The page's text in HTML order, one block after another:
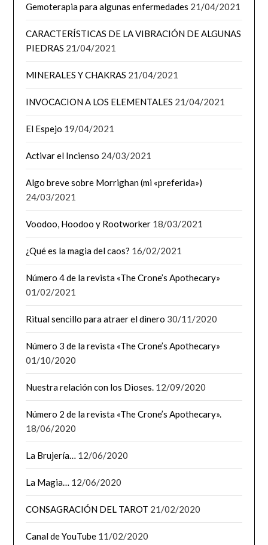
Gemoterapia para algunas enfermedades 21/04/2021
CARACTERÍSTICAS DE LA VIBRACIÓN DE ALGUNAS
PIEDRAS 21/04/2021
MINERALES Y CHAKRAS 21/04/2021
INVOCACION A LOS ELEMENTALES 21/04/2021
El Espejo 19/04/2021
Activar el Incienso 24/03/2021
Algo breve sobre Morrighan (mi «preferida»)
24/03/2021
Voodoo, Hoodoo y Rootworker 18/03/2021
¿Qué es la magia del caos? 16/02/2021
Número 4 de la revista «The Crone’s Apothecary»
01/02/2021
Ritual sencillo para atraer el dinero 30/11/2020
Número 3 de la revista «The Crone’s Apothecary»
01/10/2020
Nuestra relación con los Dioses. 12/09/2020
Número 2 de la revista «The Crone’s Apothecary».
18/06/2020
La Brujería… 12/06/2020
La Magia… 12/06/2020
CONSAGRACIÓN DEL TAROT 21/02/2020
Canal de YouTube 11/02/2020